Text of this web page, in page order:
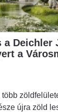
a Deichler
a
újra zöld